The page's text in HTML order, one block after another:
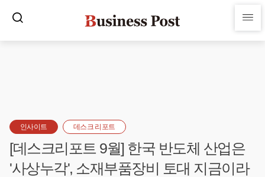
인사이트 데스크 리포트
[데스크리포트 9월] 한국 반도체 산업은
'사상누각', 소재부품장비 토대 지금이라